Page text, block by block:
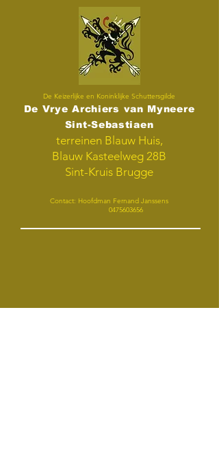
De Keizerlijke en Koninklijke Schuttersgilde
De Vrye Archiers van Myneere
Sint-Sebastiaen
terreinen Blauw Huis,
Blauw Kasteelweg 28B
Sint-Kruis Brugge
Contact: Hoofdman Fernand Janssens
0475603656